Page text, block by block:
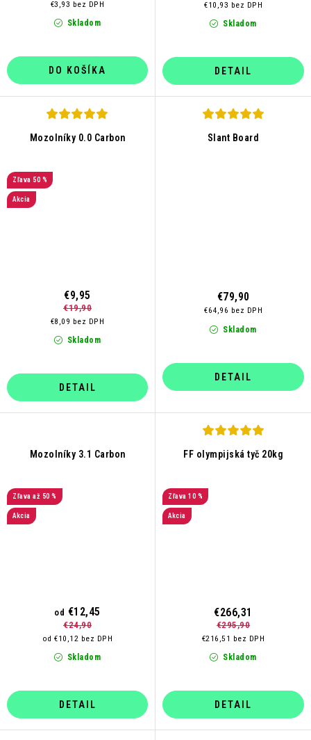
Skladom
€3,93 bez DPH
DO KOŠÍKA
Skladom
€10,93 bez DPH
DETAIL
Mozolníky 0.0 Carbon
50 %
Akcia
Skladom
€8,09 bez DPH
€9,95
€19,90
DETAIL
Slant Board
Skladom
€64,96 bez DPH
€79,90
DETAIL
Mozolníky 3.1 Carbon
až 50 %
Akcia
Skladom
od €10,12 bez DPH
od €12,45
€24,90
DETAIL
FF olympijská tyč 20kg
10 %
Akcia
Skladom
€216,51 bez DPH
€266,31
€295,90
DETAIL